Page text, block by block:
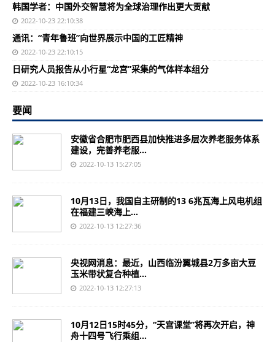
韩国学者：中国外交智慧将为全球治理作出更大贡献
2022-10-23 22:10:38
通讯：“青年鲁班”向世界展示中国的工匠精神
2022-10-23 22:10:15
日研究人员报告从小行星“龙宫”采集的气体样本组分
2022-10-23 16:10:34
要闻
安徽省合肥市肥西县加快推进多层次养老服务体系
建设，完善养老服...
2022-10-13 15:27:05
10月13日，我国自主研制的13 6兆瓦海上风电机组
在福建三峡海上...
2022-10-13 12:27:36
央视网消息：最近，山西临汾翼城县2万多亩大豆
玉米带状复合种植...
2022-10-13 12:27:13
10月12日15时45分，“天宫课堂”将再次开启，神
舟十四号飞行乘组...